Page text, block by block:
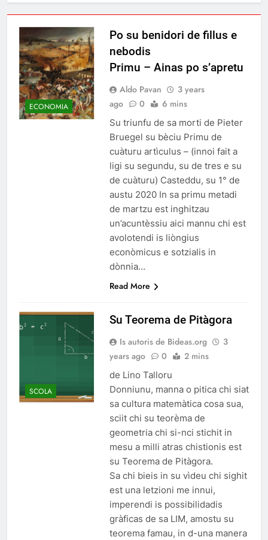
ECONOMIA
Po su benidori de fillus e
nebodis
Primu – Ainas po s’apretu
Aldo Pavan
3 years
ago
0 6 mins
Su triunfu de sa morti de Pieter
Bruegel su bèciu Primu de
cuàturu artìculus – (innoi fait a
ligi su segundu, su de tres e su
de cuàturu) Casteddu, su 1° de
austu 2020 In sa primu metadi
de martzu est inghitzau
un’acuntèssiu aici mannu chi est
avolotendi is liòngius
econòmicus e sotzialis in
dònnia…
Read More
SCOLA
Su Teorema de Pitàgora
Is autoris de Bideas.org
3
years ago
0 2 mins
de Lino Talloru
Donniunu, manna o pitica chi siat
sa cultura matemàtica cosa sua,
sciit chi su teorèma de
geometria chi si-nci stichit in
mesu a milli atras chistionis est
su Teorema de Pitàgora.
Sa chi bieis in su vìdeu chi sighit
est una letzioni me innui,
imperendi is possibilidadis
gràficas de sa LIM, amostu su
teorema famau, in d-una manera